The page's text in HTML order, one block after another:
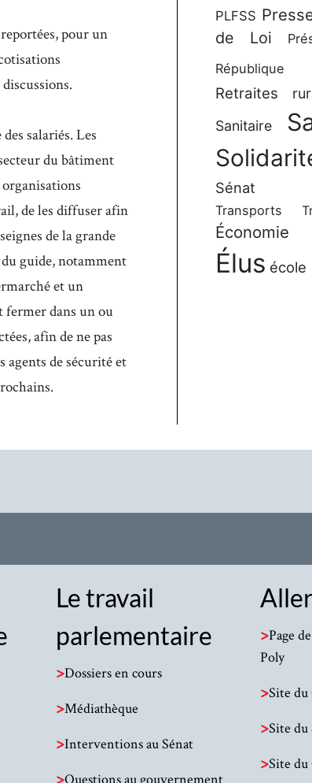
pour un
salariés. Les
du bâtiment
de les diffuser afin
de la grande
guide, notamment
et un
fermer dans un ou
afin de ne pas
agents de sécurité et
PLFSS
de Loi
République
Retraites
Sanitaire
Sénat
Transports
Économie
Élus école
Le travail
parlementaire
>Dossiers en cours
>Médiathèque
>Interventions au Sénat
>Questions au gouvernement
>Page
Poly
>Site du
>Site du
>Site du